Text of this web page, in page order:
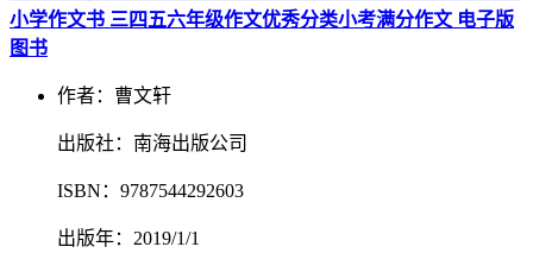
小学作文书 三四五六年级作文优秀分类小考满分作文 电子版
图书
作者：曹文轩
出版社：南海出版公司
ISBN：9787544292603
出版年：2019/1/1